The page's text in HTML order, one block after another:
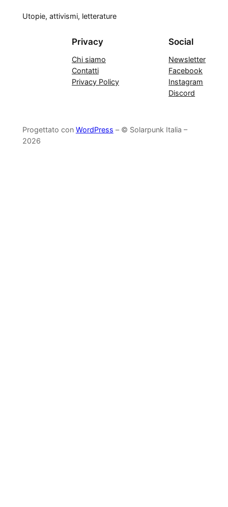
Utopie, attivismi, letterature
Privacy
Chi siamo
Contatti
Privacy Policy
Social
Newsletter
Facebook
Instagram
Discord
Progettato con WordPress – © Solarpunk Italia –
2026